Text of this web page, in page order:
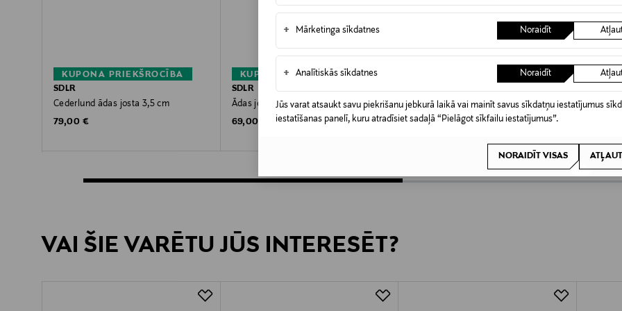
+ Mārketinga sīkdatnes Noraidīt
+ Analītiskās sīkdatnes Noraidīt
Jūs varat atsaukt savu piekrišanu jebkurā laikā vai mainīt savus sīkdatņu iestatījumus
iestatīšanas panelī, kuru atradīsiet sadaļā “Pielāgot sīkfailu iestatījumus”.
NORAIDĪT VISAS
KUPONA PRIEKŠROCĪBA
SDLR
Cederlund ādas josta 3,5 cm
Original Price
79,00 €
KUPONA PRIEKŠROCĪBA
SDLR
Ādas josta
Original Price
69,00 €
KUPONA PRIEKŠROCĪBA
SDLR
Ādas josta
Original Price
59,90 €
SDLR
Ādas
VAI ŠIE VARĒTU JŪS INTERESĒT?